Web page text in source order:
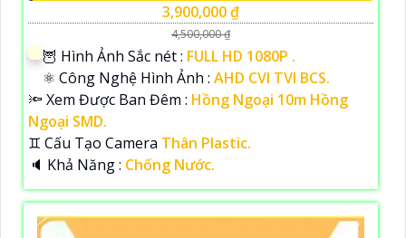
3,900,000 ₫
4,500,000 ₫
🦉 Hình Ảnh Sắc nét : FULL HD 1080P .
⚛️ Công Nghệ Hình Ảnh : AHD CVI TVI BCS.
🔦 Xem Được Ban Đêm : Hồng Ngoại 10m Hồng
Ngoại SMD.
♊ Cấu Tạo Camera Thân Plastic.
️🔈 Khả Năng : Chống Nước.